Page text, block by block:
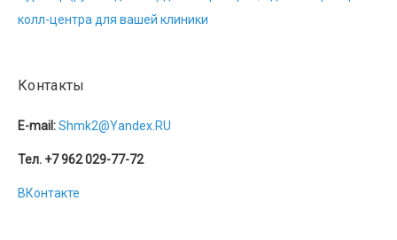
колл-центра для вашей клиники
Контакты
E-mail:Shmk2@Yandex.RU
Тел. +7 962 029-77-72
ВКонтакте